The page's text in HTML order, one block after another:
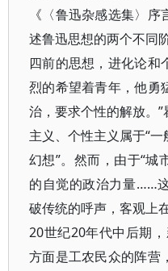
《〈鲁迅杂感选集〉
述鲁迅思想的两个不同
四前的思想，进化论和
烈的希望着青年，他勇
治，要求个性的解放。
主义、个性主义属于“
幻想”。然而，由于“城
的自觉的政治力量……
破传统的呼声，客观上
20世纪20年代中后期
方面是工农民众的阵营